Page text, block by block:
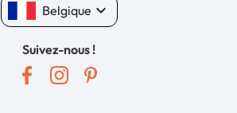
Belgique keyboard_arrow_down
Suivez-nous !